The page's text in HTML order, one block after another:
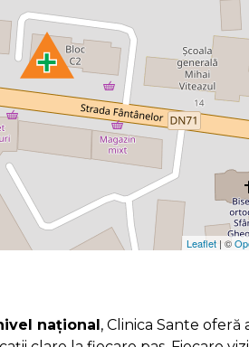
Leaflet | ©
național, Clinica Sante oferă